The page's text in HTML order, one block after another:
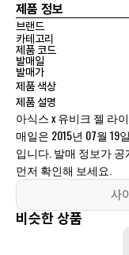
제품 정보
브랜드
카테고리
제품 코드
발매일
발매가
제품 색상
제품 설명
아식스 x 유비크 젤 라
매일은 2015년 07월 19
입니다. 발매 정보가
먼저 확인해 보세요.
사
비슷한 상품